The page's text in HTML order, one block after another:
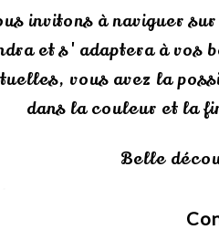
invitons à naviguer
et s'adaptera à vos
vous avez la
dans la couleur et la
Belle